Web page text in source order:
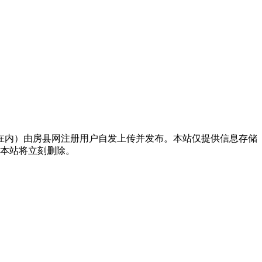
）由房县网注册用户自发上传并发布。本站仅提供信息存储
站将立刻删除。